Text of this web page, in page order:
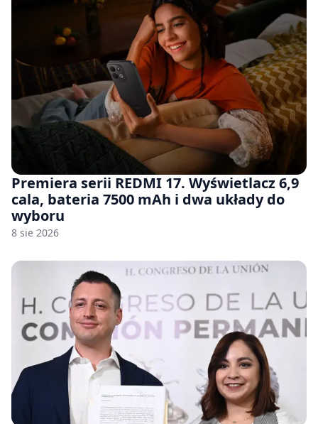
Premiera serii REDMI 17. Wyświetlacz 6,9
cala, bateria 7500 mAh i dwa układy do
wyboru
8 sie 2026